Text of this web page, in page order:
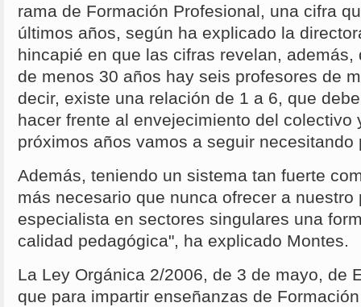
rama de Formación Profesional, una cifra
últimos años, según ha explicado la
hincapié en que las cifras revelan, además,
de menos 30 años hay seis profesores de
decir, existe una relación de 1 a 6, que
hacer frente al envejecimiento del colectivo
próximos años vamos a seguir
Además, teniendo un sistema tan fuerte
más necesario que nunca ofrecer a nuestro
especialista en sectores singulares una
calidad pedagógica", ha explicado Montes.
La Ley Orgánica 2/2006, de 3 de mayo, de
que para impartir enseñanzas de